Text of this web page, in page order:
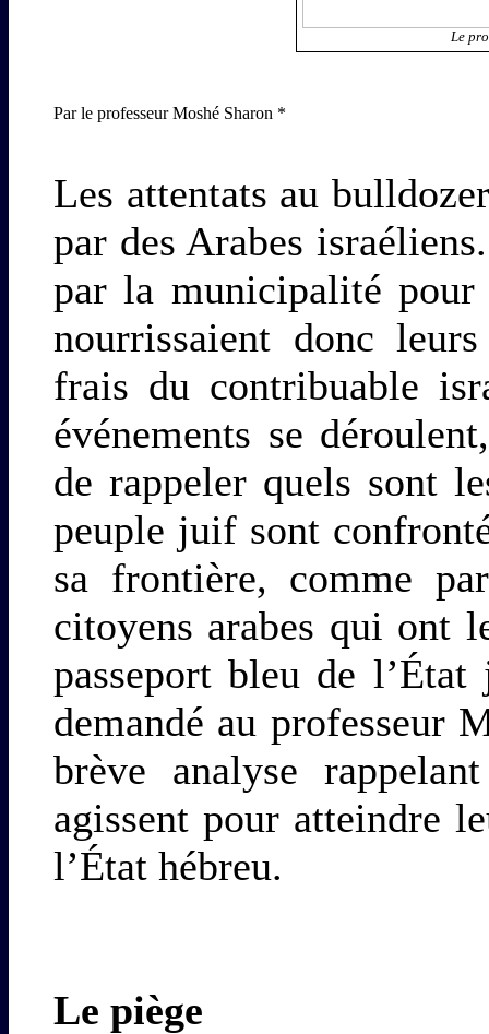
Le
Par le professeur Moshé Sharon *
Les attentats au
par des Arabes
par la municipalité
nourrissaient donc
frais du contribuable
événements se
de rappeler quels sont
peuple juif sont
sa frontière, comme
citoyens arabes qui ont
passeport bleu de
demandé au professeur
brève analyse
agissent pour atteindre
l’État hébreu.
Le piège